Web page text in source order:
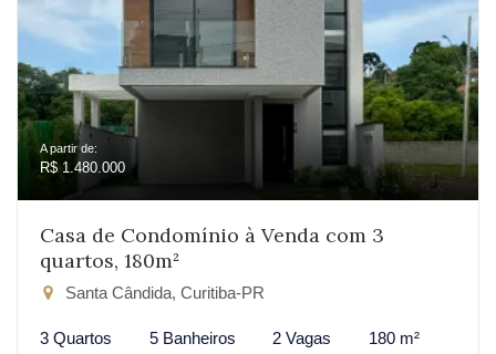
A partir de:
R$ 1.480.000
Casa de Condomínio à Venda com 3
quartos, 180m²
Santa Cândida, Curitiba-PR
3 Quartos 5 Banheiros 2 Vagas 180 m²